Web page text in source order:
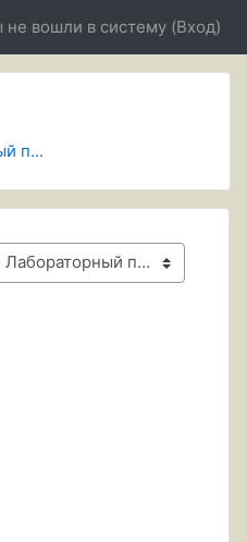
не вошли в систему (Вход)
п...